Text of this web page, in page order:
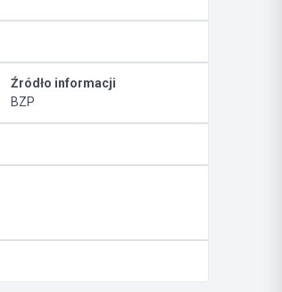
Źródło informacji
BZP